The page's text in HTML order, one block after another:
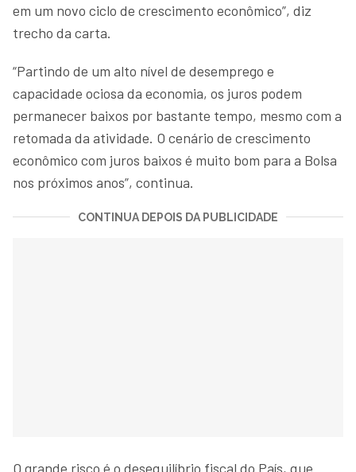
em um novo ciclo de crescimento econômico”, diz
trecho da carta.
“Partindo de um alto nível de desemprego e
capacidade ociosa da economia, os juros podem
permanecer baixos por bastante tempo, mesmo com a
retomada da atividade. O cenário de crescimento
econômico com juros baixos é muito bom para a Bolsa
nos próximos anos”, continua.
CONTINUA DEPOIS DA PUBLICIDADE
O grande risco é o desequilíbrio fiscal do País, que